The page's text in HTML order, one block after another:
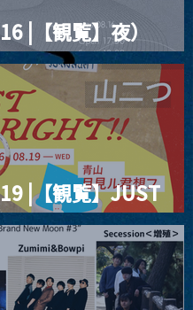
|【観覧】夜）
vol.2
|【観覧】JUST